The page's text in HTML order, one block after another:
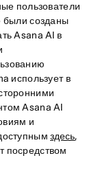
пользователи
были созданы
Asana AI в
использует в
Asana AI
и
здесь,
посредством